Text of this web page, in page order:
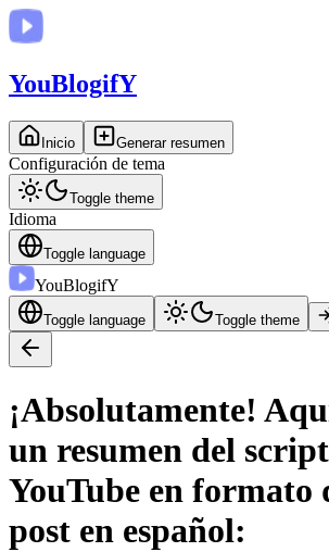
YouBlogifY
Inicio Generar resumen
Configuración de tema
Toggle theme
Idioma
Toggle language
YouBlogifY
Toggle language Toggle theme
¡Absolutamente!
un resumen del
YouTube en formato
post en español: